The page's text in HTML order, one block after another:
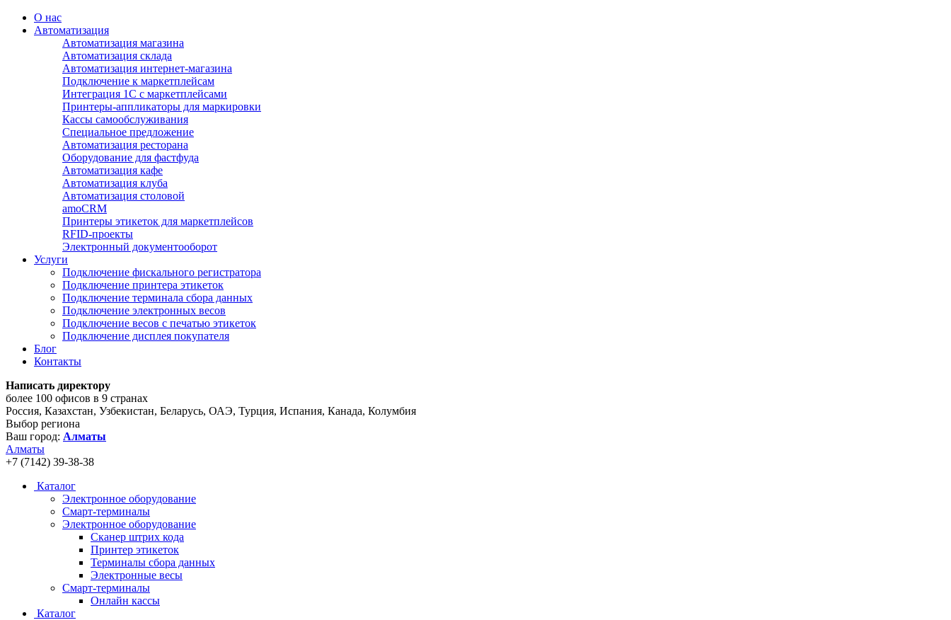
О нас
Автоматизация
Автоматизация магазина
Автоматизация склада
Автоматизация интернет-магазина
Подключение к маркетплейсам
Интеграция 1С с маркетплейсами
Принтеры-аппликаторы для маркировки
Кассы самообслуживания
Специальное предложение
Автоматизация ресторана
Оборудование для фастфуда
Автоматизация кафе
Автоматизация клуба
Автоматизация столовой
amoCRM
Принтеры этикеток для маркетплейсов
RFID-проекты
Электронный документооборот
Услуги
Подключение фискального регистратора
Подключение принтера этикеток
Подключение терминала сбора данных
Подключение электронных весов
Подключение весов с печатью этикеток
Подключение дисплея покупателя
Блог
Контакты
Написать директору
более 100 офисов в 9 странах
Россия, Казахстан, Узбекистан, Беларусь, ОАЭ, Турция, Испания, Канада, Колумбия
Выбор региона
Ваш город: Алматы
Алматы
+7 (7142) 39-38-38
Каталог
Электронное оборудование
Смарт-терминалы
Электронное оборудование
Сканер штрих кода
Принтер этикеток
Терминалы сбора данных
Электронные весы
Смарт-терминалы
Онлайн кассы
Каталог